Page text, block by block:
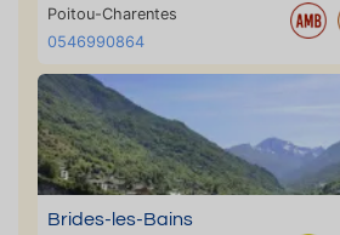
Poitou-Charentes
0546990864
Brides-les-Bains